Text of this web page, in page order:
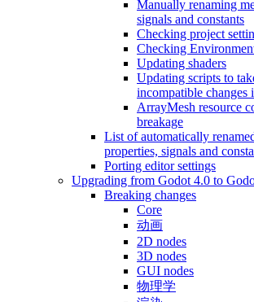
Manually renaming
signals and constants
Checking project
Checking
Updating shaders
Updating scripts to
incompatible changes
ArrayMesh resource
breakage
List of automatically
properties, signals and
Porting editor settings
Upgrading from Godot 4.0 to
Breaking changes
Core
动画
2D nodes
3D nodes
GUI nodes
物理学